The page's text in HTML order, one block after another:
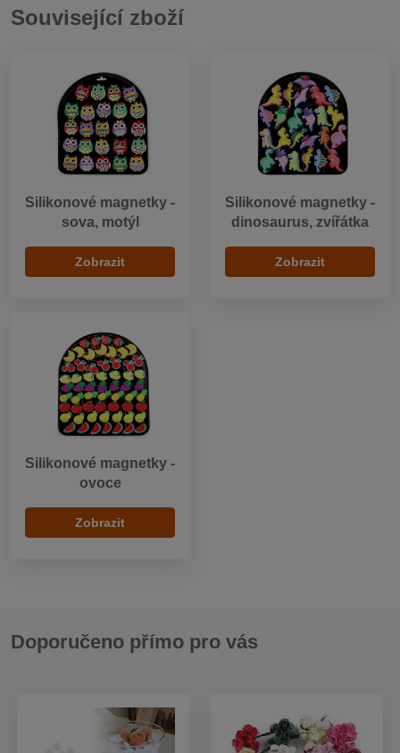
Související zboží
Silikonové magnetky -
sova, motýl
Zobrazit
Silikonové magnetky -
dinosaurus, zvířátka
Zobrazit
Silikonové magnetky -
ovoce
Zobrazit
Doporučeno přímo pro vás